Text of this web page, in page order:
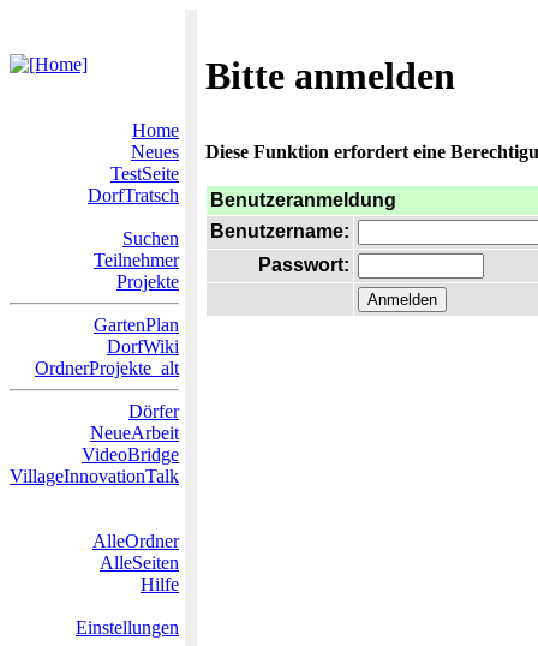
Bitte anmelden
Home
Neues
TestSeite
DorfTratsch
Suchen
Teilnehmer
Projekte
GartenPlan
DorfWiki
OrdnerProjekte_alt
Dörfer
NeueArbeit
VideoBridge
VillageInnovationTalk
AlleOrdner
AlleSeiten
Hilfe
Einstellungen
Diese Funktion erfordert eine
Benutzeranmeldung
Benutzername:
Passwort: